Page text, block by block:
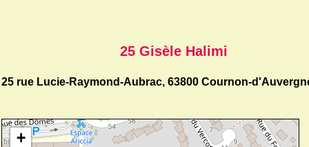
25 Gisèle Halimi
25 rue Lucie-Raymond-Aubrac, 63800 Cournon-
+